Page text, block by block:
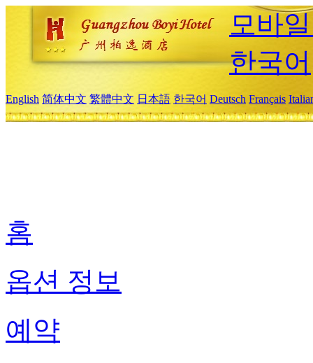
모바
한국어
English 简体中文 繁體中文 日本語 한국어 Deutsch Français
홈
옵션 정보
예약